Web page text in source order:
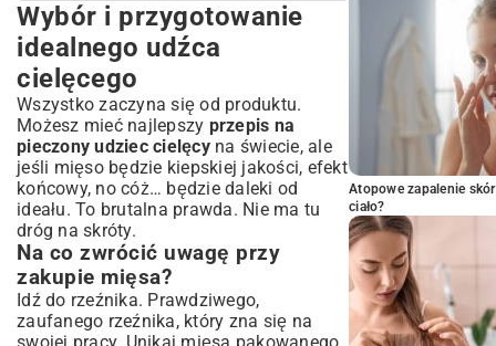
Wybór i przygotowanie idealnego udźca
cielęcego
Na co zwrócić uwagę przy zakupie mięsa?
Podstawowe techniki przygotowania
mięsa do pieczenia
Marynata – klucz do smaku i kruchości
Klasyczne marynaty do cielęciny
Egzotyczne wariacje i nietypowe
połączenia
Jak długo marynować mięso dla
najlepszych efektów?
Proces pieczenia: Krok po kroku do
perfekcji
Optymalna temperatura i czas pieczenia
udźca cielęcego
Wybór i przygotowanie
idealnego udźca
cielęcego
Wszystko zaczyna się od produktu.
Możesz mieć najlepszy przepis na
pieczony udziec cielęcyna świecie, ale
jeśli mięso będzie kiepskiej jakości, efekt
końcowy, no cóż… będzie daleki od
ideału. To brutalna prawda. Nie ma tu
dróg na skróty.
Na co zwrócić uwagę przy
zakupie mięsa?
Idź do rzeźnika. Prawdziwego,
zaufanego rzeźnika, który zna się na
Atopowe zapalenie
ciało?